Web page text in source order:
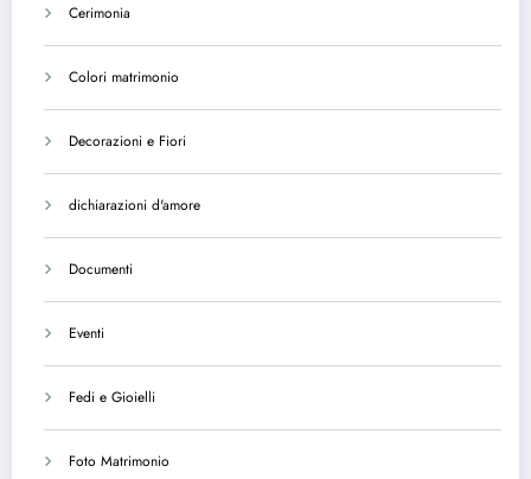
Cerimonia
Colori matrimonio
Decorazioni e Fiori
dichiarazioni d'amore
Documenti
Eventi
Fedi e Gioielli
Foto Matrimonio